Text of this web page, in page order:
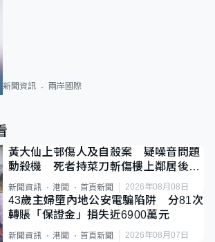
新聞資訊 兩岸國際
黃大仙上邨傷人及自殺案 疑噪音問題
動殺機 死者持菜刀斬傷樓上鄰居後墮
斃
新聞資訊 港聞 首頁新聞 2026年08月08日
43歲主婦墮內地公安電騙陷阱 分81次
轉賬「保證金」損失近6900萬元
新聞資訊 港聞 首頁新聞 2026年08月07日